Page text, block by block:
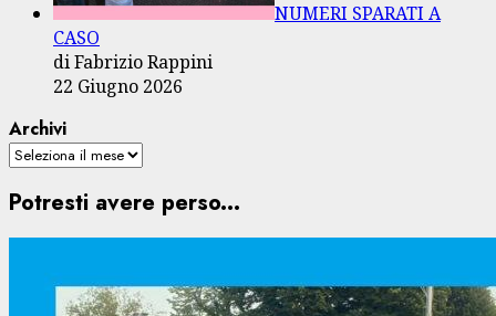
NUMERI SPARATI A
CASO
di Fabrizio Rappini
22 Giugno 2026
Archivi
Potresti avere perso...